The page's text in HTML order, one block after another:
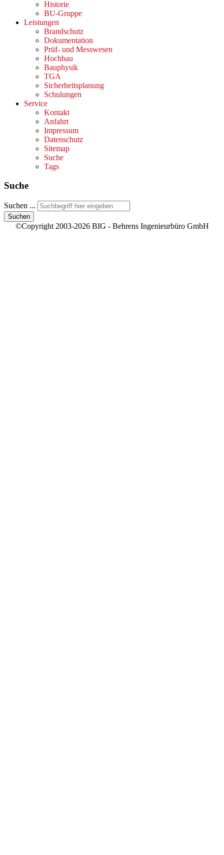
Historie
BU-Gruppe
Leistungen
Brandschutz
Dokumentation
Prüf- und Messwesen
Hochbau
Bauphysik
TGA
Sicherheitsplanung
Schulungen
Service
Kontakt
Anfahrt
Impressum
Datenschutz
Sitemap
Suche
Tags
Suche
Suchen ...
Suchen
©Copyright 2003-2026 BIG - Behrens Ingenieurbüro GmbH